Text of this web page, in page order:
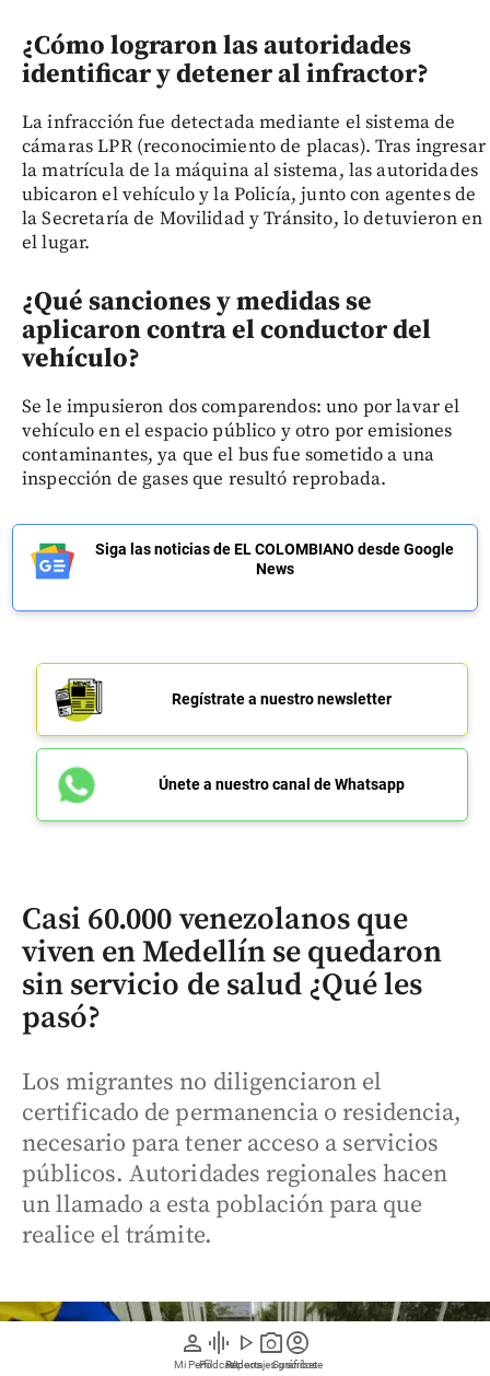
person
Mi Perfil
graphic_eq
Pódcast
play_arrow
Videos
photo_camera
Reportajes gráficos
account_circle
Suscríbete
¿Cómo lograron las autoridades
identificar y detener al infractor?
La infracción fue detectada mediante el sistema de
cámaras LPR (reconocimiento de placas). Tras ingresar
la matrícula de la máquina al sistema, las autoridades
ubicaron el vehículo y la Policía, junto con agentes de
la Secretaría de Movilidad y Tránsito, lo detuvieron en
el lugar.
¿Qué sanciones y medidas se
aplicaron contra el conductor del
vehículo?
Se le impusieron dos comparendos: uno por lavar el
vehículo en el espacio público y otro por emisiones
contaminantes, ya que el bus fue sometido a una
inspección de gases que resultó reprobada.
Siga las noticias de EL COLOMBIANO desde Google
News
Regístrate a nuestro newsletter
Únete a nuestro canal de Whatsapp
Casi 60.000 venezolanos que
viven en Medellín se quedaron
sin servicio de salud ¿Qué les
pasó?
Los migrantes no diligenciaron el
certificado de permanencia o residencia,
necesario para tener acceso a servicios
públicos. Autoridades regionales hacen
un llamado a esta población para que
realice el trámite.